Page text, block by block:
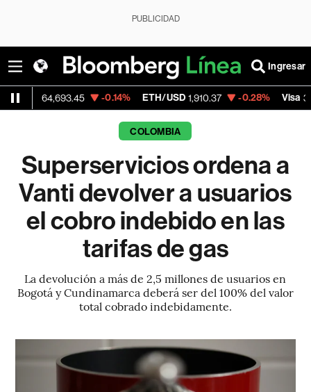
PUBLICIDAD
Ingresar
-0.14% ETH/USD 1,910.37 -0.28% Visa 368.54
COLOMBIA
Superservicios ordena a
Vanti devolver a usuarios
el cobro indebido en las
tarifas de gas
La devolución a más de 2,5 millones de usuarios en
Bogotá y Cundinamarca deberá ser del 100% del valor
total cobrado indebidamente.